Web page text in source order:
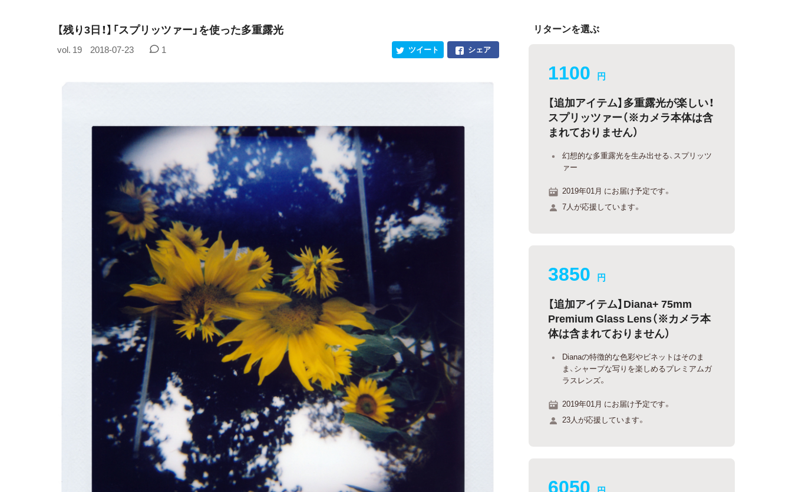
【残り3日！】「スプリッツァー」を使った多重露光
vol. 19 2018-07-23 1 シェア
ツイート
リターンを選ぶ
1100 円
【追加アイテム】多重露光が楽しい！
スプリッツァー（※カメラ本体は含
まれておりません）
幻想的な多重露光を生み出せる、スプリッツ
ァー
2019年01月 にお届け予定です。
7人が応援しています。
3850 円
【追加アイテム】Diana+ 75mm
Premium Glass Lens（※カメラ本
体は含まれておりません）
Dianaの特徴的な色彩やビネットはそのま
ま、シャープな写りを楽しめるプレミアムガ
ラスレンズ。
2019年01月 にお届け予定です。
23人が応援しています。
6050